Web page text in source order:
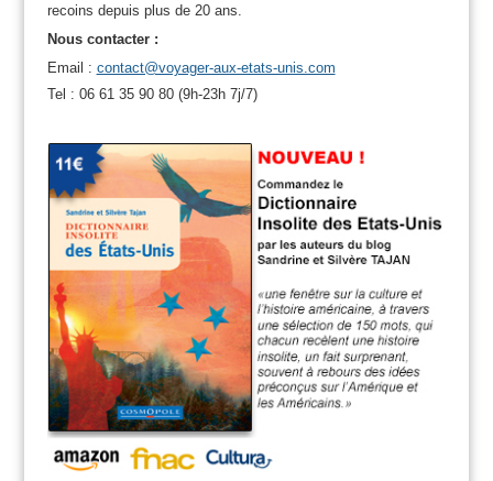
recoins depuis plus de 20 ans.
Nous contacter :
Email : contact@voyager-aux-etats-unis.com
Tel : 06 61 35 90 80 (9h-23h 7j/7)